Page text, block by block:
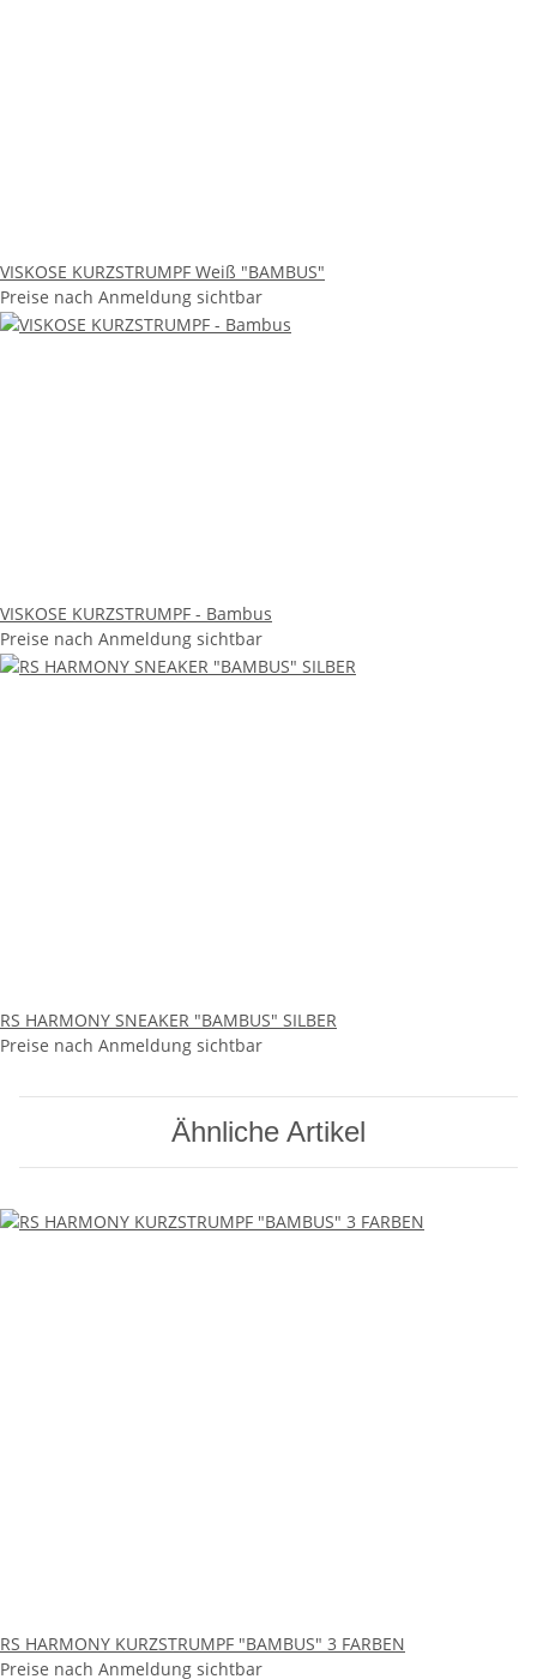
VISKOSE KURZSTRUMPF Weiß "BAMBUS"
Preise nach Anmeldung sichtbar
VISKOSE KURZSTRUMPF - Bambus
Preise nach Anmeldung sichtbar
RS HARMONY SNEAKER "BAMBUS" SILBER
Preise nach Anmeldung sichtbar
Ähnliche Artikel
RS HARMONY KURZSTRUMPF "BAMBUS" 3 FARBEN
Preise nach Anmeldung sichtbar